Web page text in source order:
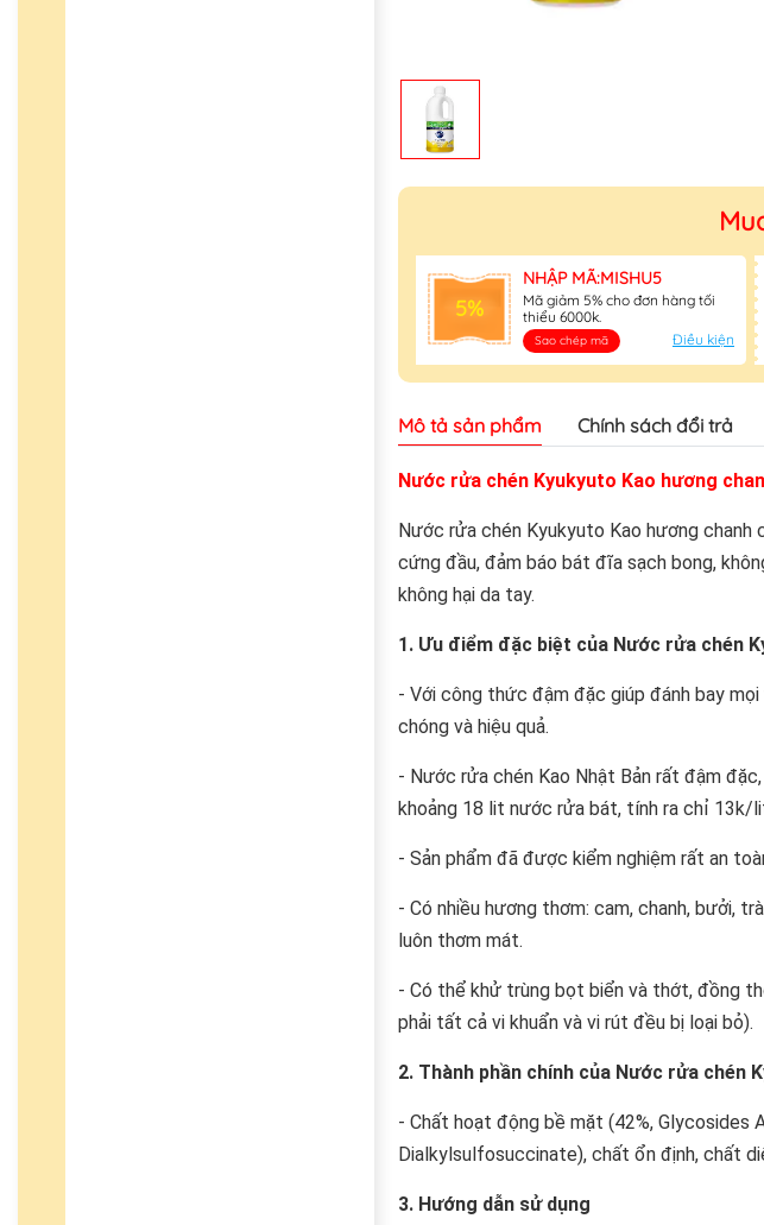
5%
NHẬP MÃ:MISHU5
Mã giảm 5% cho đơn hàng tối
thiểu 6000k.
Sao chép mã Điều kiện
Mô tả sản phẩm Chính sách đổi trả
Nước rửa chén Kyukyuto Kao hương
Nước rửa chén Kyukyuto Kao hương chanh
cứng đầu, đảm báo bát đĩa sạch bong,
không hại da tay.
1. Ưu điểm đặc biệt của Nước rửa chén
- Với công thức đậm đặc giúp đánh bay
chóng và hiệu quả.
- Nước rửa chén Kao Nhật Bản rất đậm
khoảng 18 lit nước rửa bát, tính ra chỉ 13k/
- Sản phẩm đã được kiểm nghiệm rất an
- Có nhiều hương thơm: cam, chanh, bưởi,
luôn thơm mát.
- Có thể khử trùng bọt biển và thớt, đồng
phải tất cả vi khuẩn và vi rút đều bị loại bỏ).
2. Thành phần chính của Nước rửa chén
- Chất hoạt động bề mặt (42%, Glycosides
Dialkylsulfosuccinate), chất ổn định, chất
3. Hướng dẫn sử dụng